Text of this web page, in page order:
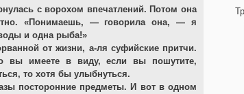
с ворохом впечатлений. Потом она
«Понимаешь, — говорила она, — я
и одна рыба!»
от жизни, а-ля суфийские притчи.
вы имеете в виду, если вы пошутите,
то хотя бы улыбнуться.
посторонние предметы. И вот в одном